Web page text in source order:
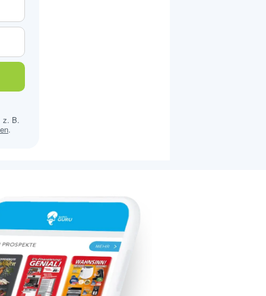
z. B.
.